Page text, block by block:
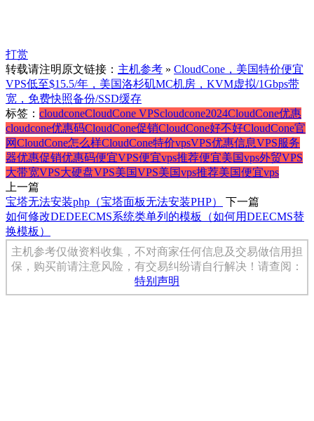
打赏
转载请注明原文链接： 主机参考 » CloudCone，美国特价便宜
VPS低至$15.5/年，美国洛杉矶MC机房，KVM虚拟/1Gbps带
宽，免费快照备份/SSD缓存
标签： cloudconeCloudCone VPScloudcone2024CloudCone优惠
cloudcone优惠码CloudCone促销CloudCone好不好CloudCone官
网CloudCone怎么样CloudCone特价vpsVPS优惠信息VPS服务
器优惠促销优惠码便宜VPS便宜vps推荐便宜美国vps外贸VPS
大带宽VPS大硬盘VPS美国VPS美国vps推荐美国便宜vps
上一篇
宝塔无法安装php（宝塔面板无法安装PHP）
下一篇
如何修改DEDEECMS系统类单列的模板（如何用DEECMS替
换模板）
主机参考仅做资料收集，不对商家任何信息及交易做信用担
保，购买前请注意风险，有交易纠纷请自行解决！请查阅：
特别声明